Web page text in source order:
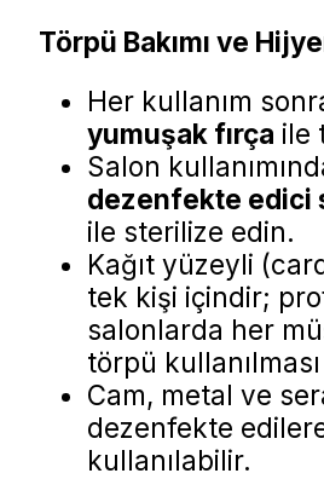
Törpü Bakımı ve
Her kullanım
yumuşak fırça ile
Salon
dezenfekte edici
ile sterilize edin.
Kağıt yüzeyli
tek kişi içindir;
salonlarda her
törpü
Cam, metal ve
dezenfekte
kullanılabilir.